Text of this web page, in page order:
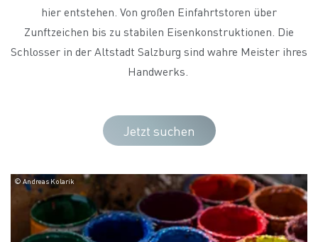
hier entstehen. Von großen Einfahrtstoren über
Zunftzeichen bis zu stabilen Eisenkonstruktionen. Die
Schlosser in der Altstadt Salzburg sind wahre Meister ihres
Handwerks.
Jetzt suchen
© Andreas Kolarik